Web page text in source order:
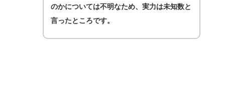
のかについては不明なため、実力は未知数と
言ったところです。